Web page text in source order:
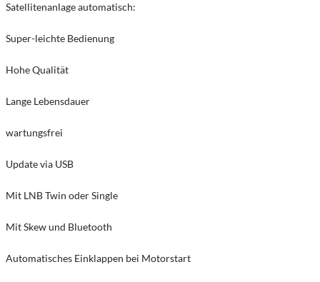
Satellitenanlage automatisch:
Super-leichte Bedienung
Hohe Qualität
Lange Lebensdauer
wartungsfrei
Update via USB
Mit LNB Twin oder Single
Mit Skew und Bluetooth
Automatisches Einklappen bei Motorstart